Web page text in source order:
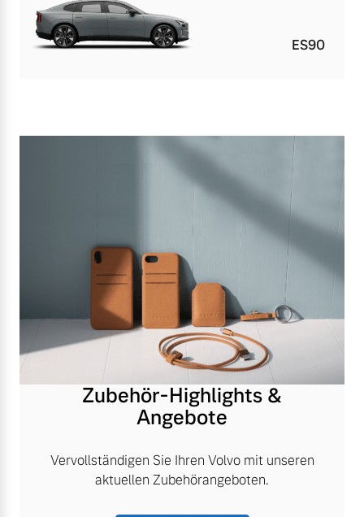
ES90
Zubehör-Highlights &
Angebote
Vervollständigen Sie Ihren Volvo mit unseren
aktuellen Zubehörangeboten.